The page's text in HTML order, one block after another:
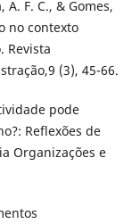
A. F. C., & Gomes,
no contexto
Revista
(3), 45-66.
pode
Reflexões de
Organizações e